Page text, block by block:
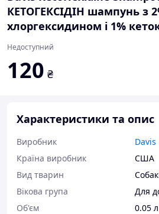
КЕТОГЕКСІДІН шампунь з
хлоргексидином і 1%
Недоступний
120 ₴
Характеристики та опис
Виробник
Davis
Країна виробник
США
Вид тварин
Вікова група
Для
Об'єм
0.05 л